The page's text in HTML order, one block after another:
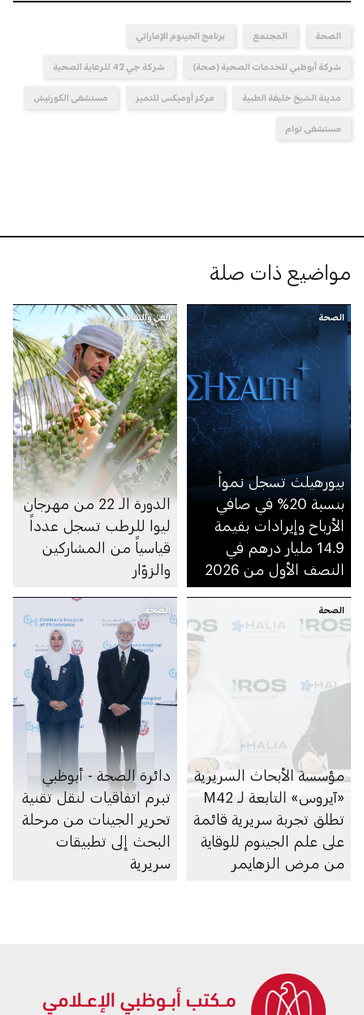
الصحة المجتمع برنامج الجينوم ‏الإماراتي
شركة أبوظبي للخدمات الصحية (صحة) شركة جي 42 للرعاية الصحية
مدينة الشيخ خليفة الطبية مركز أوميكس للتميز مستشفى الكورنيش
مستشفى توام
مواضيع ذات صلة
الصحة
بيورهيلث تسجل نمواً
بنسبة 20% في صافي
الأرباح وإيرادات بقيمة
14.9 مليار درهم في
النصف الأول من 2026
الفن والثقافة
الدورة الـ 22 من مهرجان
ليوا للرطب تسجل عدداً
قياسياً من المشاركين
والزوّار
الصحة
مؤسسة الأبحاث السريرية
«آيروس» التابعة لـ M42
تطلق تجربة سريرية قائمة
على علم الجينوم للوقاية
من مرض الزهايمر
الصحة
دائرة الصحة - أبوظبي
تبرم اتفاقيات لنقل تقنية
تحرير الجينات من مرحلة
البحث إلى تطبيقات
سريرية